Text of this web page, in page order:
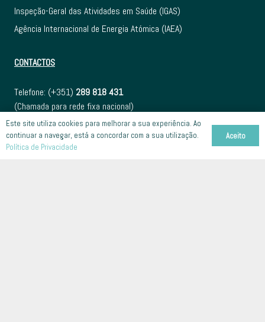
Inspeção-Geral das Atividades em Saúde (IGAS)
Agência Internacional de Energia Atómica (IAEA)
CONTACTOS
Telefone: (+351) 289 818 431
(Chamada para rede fixa nacional)
E-mail:apoioaocliente@gyrad.pt
Universidade do Algarve
Este site utiliza cookies para melhorar a sua experiência. Ao
continuar a navegar, está a concordar com a sua utilização.
Política de Privacidade
Aceito